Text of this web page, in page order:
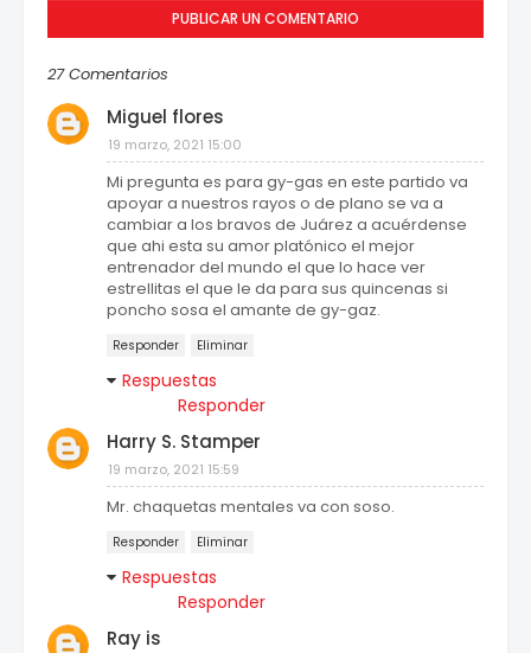
PUBLICAR UN COMENTARIO
27 Comentarios
Miguel flores
19 marzo, 2021 15:00
Mi pregunta es para gy-gas en este partido va
apoyar a nuestros rayos o de plano se va a
cambiar a los bravos de Juárez a acuérdense
que ahi esta su amor platónico el mejor
entrenador del mundo el que lo hace ver
estrellitas el que le da para sus quincenas si
poncho sosa el amante de gy-gaz.
Responder Eliminar
Respuestas
Responder
Harry S. Stamper
19 marzo, 2021 15:59
Mr. chaquetas mentales va con soso.
Responder Eliminar
Respuestas
Responder
Ray is